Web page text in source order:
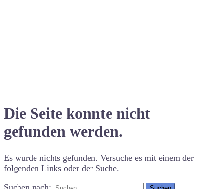
Die Seite konnte nicht
gefunden werden.
Es wurde nichts gefunden. Versuche es mit einem der
folgenden Links oder der Suche.